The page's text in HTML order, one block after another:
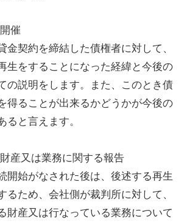
催
金契約を締結した債権者に対して、
生をすることになった経緯と今後の
の説明をします。また、このとき債
得ることが出来るかどうかが今後の
ると言えます。
産又は業務に関する報告
開始がなされた後は、後述する再生
るため、会社側が裁判所に対して、
財産又は行なっている業務について